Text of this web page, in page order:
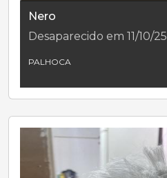
Nero
Desaparecido em 11/10/25
PALHOCA